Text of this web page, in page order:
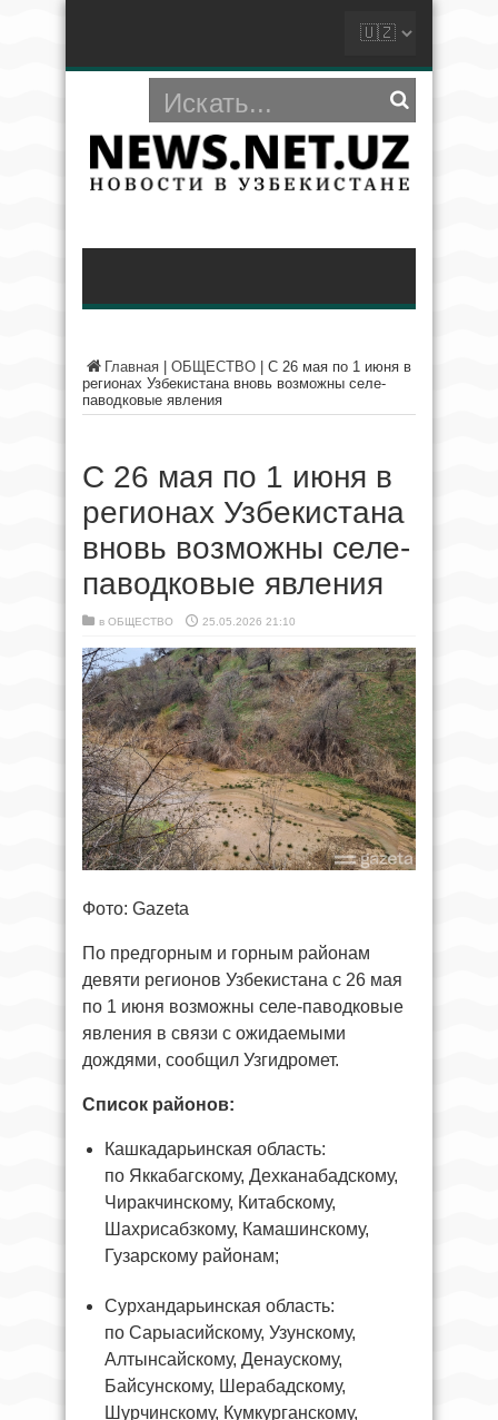
Главная ОБЩЕСТВО
С 26 мая по 1 июня в
регионах Узбекистана вновь возможны селе-
паводковые явления
С 26 мая по 1 июня в
регионах Узбекистана
вновь возможны селе-
паводковые явления
в ОБЩЕСТВО 25.05.2026 21:10
Фото: Gazeta
По предгорным и горным районам
девяти регионов Узбекистана с 26 мая
по 1 июня возможны селе-паводковые
явления в связи с ожидаемыми
дождями, сообщил Узгидромет.
Список районов:
Кашкадарьинская область:
по Яккабагскому, Дехканабадскому,
Чиракчинскому, Китабскому,
Шахрисабзкому, Камашинскому,
Гузарскому районам;
Сурхандарьинская область:
по Сарыасийскому, Узунскому,
Алтынсайскому, Денаускому,
Байсунскому, Шерабадскому,
Шурчинскому, Кумкурганскому,